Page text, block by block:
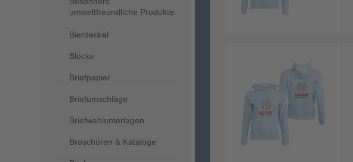
umweltfreundliche Produkte
Bierdeckel
Blöcke
Briefpapier
Briefumschläge
Briefwahlunterlagen
Broschüren & Kataloge